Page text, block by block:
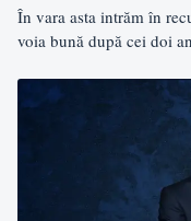
În vara asta intrăm în
voia bună după cei doi